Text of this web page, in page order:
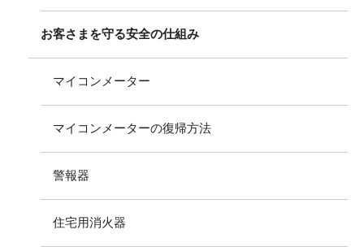
お客さまを守る安全の仕組み
マイコンメーター
マイコンメーターの復帰方法
警報器
住宅用消火器